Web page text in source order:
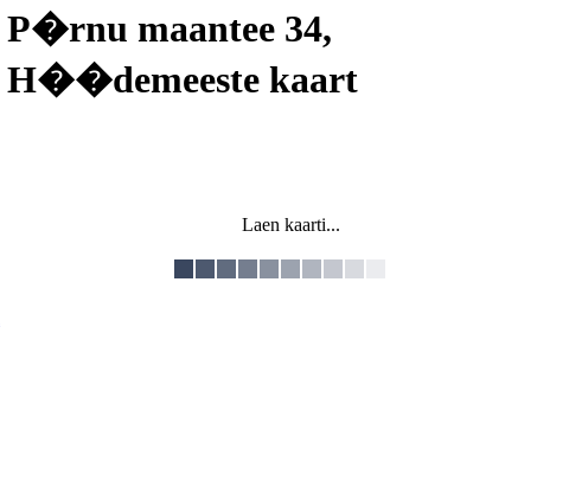
P�rnu maantee 34,
H��demeeste kaart
Laen kaarti...